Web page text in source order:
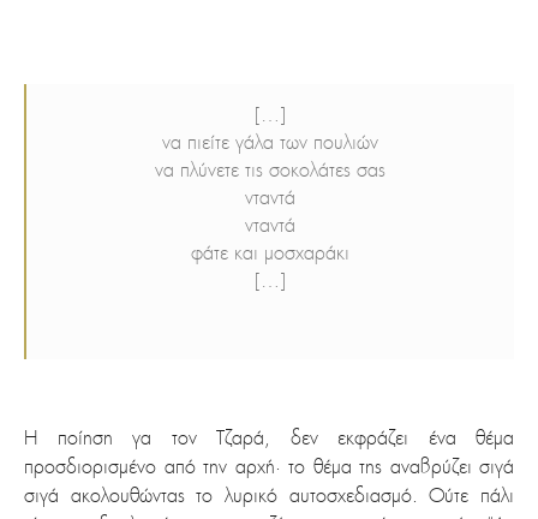
[…]
να πιείτε γάλα των πουλιών
να πλύνετε τις σοκολάτες σας
νταντά
νταντά
φάτε και μοσχαράκι
[…]
Η ποίηση γα τον Τζαρά, δεν εκφράζει ένα θέμα
προσδιορισμένο από την αρχή· το θέμα της αναβρύζει σιγά
σιγά ακολουθώντας το λυρικό αυτοσχεδιασμό. Ούτε πάλι